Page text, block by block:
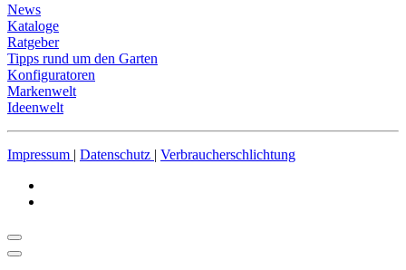
News
Kataloge
Ratgeber
Tipps rund um den Garten
Konfiguratoren
Markenwelt
Ideenwelt
Impressum | Datenschutz | Verbraucherschlichtung